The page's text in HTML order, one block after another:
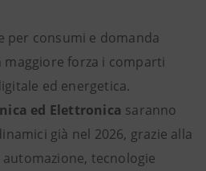
per consumi e domanda
forza i comparti
ed energetica.
ed Elettronica saranno
già nel 2026, grazie alla
tecnologie